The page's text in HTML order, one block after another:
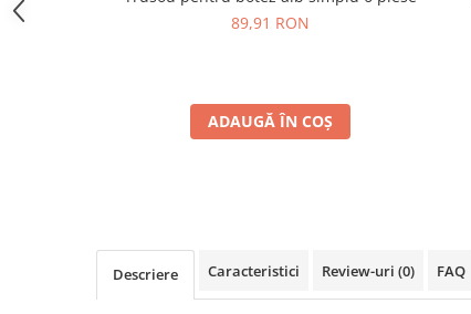
89,91 RON
ADAUGĂ ÎN COȘ
Descriere Caracteristici Review-uri (0) FAQ